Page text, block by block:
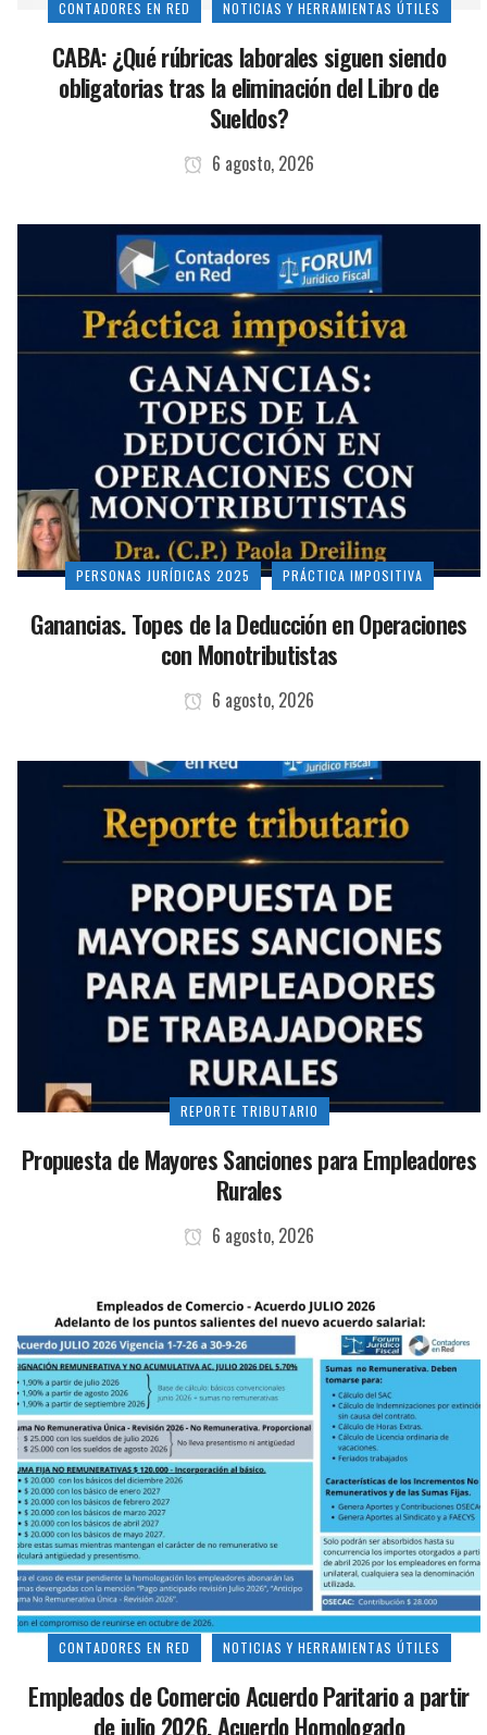
CONTADORES EN RED NOTICIAS Y HERRAMIENTAS ÚTILES
CABA: ¿Qué rúbricas laborales siguen siendo
obligatorias tras la eliminación del Libro de
Sueldos?
6 agosto, 2026
PERSONAS JURÍDICAS 2025 PRÁCTICA IMPOSITIVA
Ganancias. Topes de la Deducción en Operaciones
con Monotributistas
6 agosto, 2026
REPORTE TRIBUTARIO
Propuesta de Mayores Sanciones para Empleadores
Rurales
6 agosto, 2026
CONTADORES EN RED NOTICIAS Y HERRAMIENTAS ÚTILES
Empleados de Comercio Acuerdo Paritario a partir
de julio 2026. Acuerdo Homologado